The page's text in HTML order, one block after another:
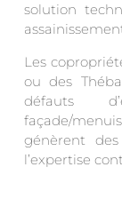
solution
Les
ou des
défauts
façade/
génèrent
l’expertise